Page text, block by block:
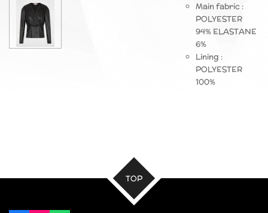
Main fabric :
POLYESTER
94% ELASTANE
6%
Lining :
POLYESTER
100%
TOP